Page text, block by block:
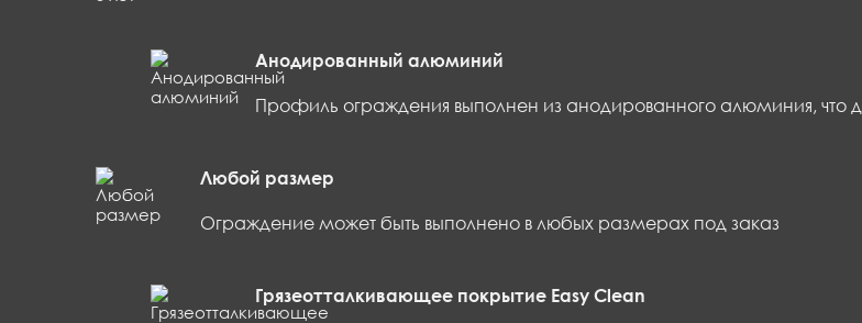
Анодированный алюминий
Профиль ограждения выполнен из анодированного алюминия, что
Любой размер
Ограждение может быть выполнено в любых размерах под заказ
Грязеотталкивающее покрытие Easy Clean